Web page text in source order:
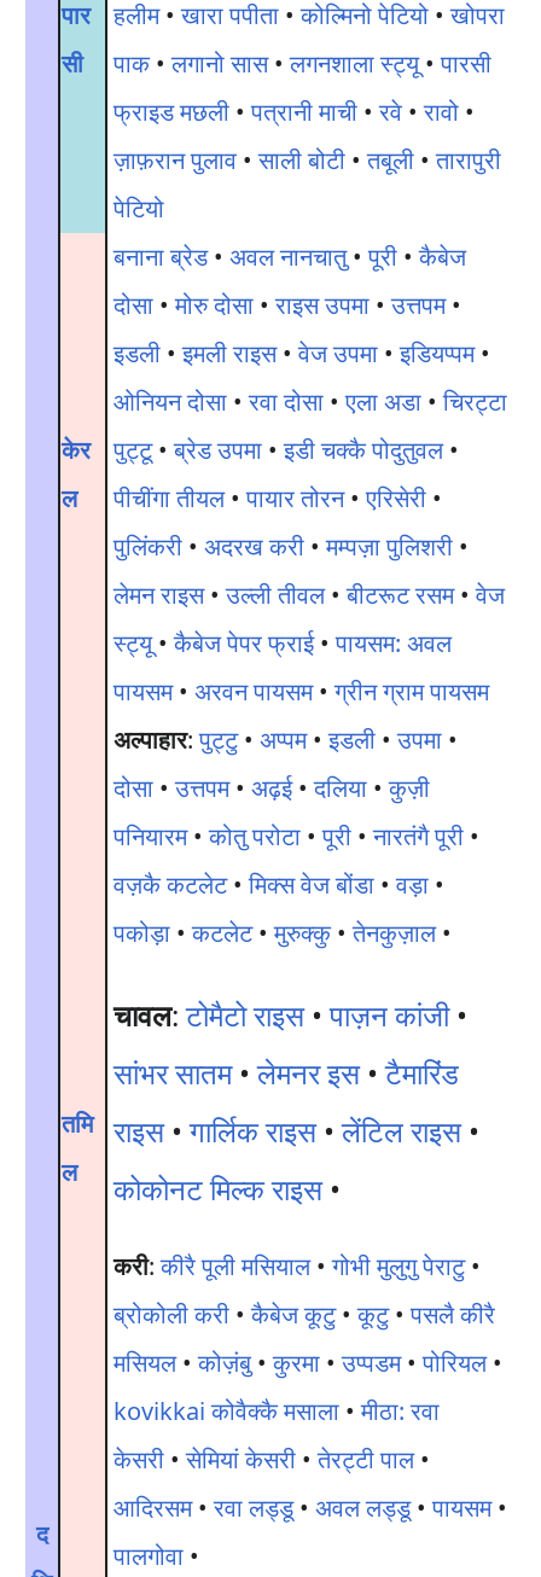
पार
सी
हलीम•खारा पपीता •कोल्मिनो पेटियो •खोपरा
पाक•लगानो सास•लगनशाला स्ट्यू•पारसी
फ्राइड मछली •पत्रानी माची •रवे •रावो •
ज़ाफ़रान पुलाव •साली बोटी •तबूली •तारापुरी
पेटियो
द
केर
ल
बनाना ब्रेड• अवल नानचातु•पूरी •कैबेज
दोसा •मोरु दोसा •राइस उपमा •उत्तपम•
इडली •इमली राइस•वेज उपमा •इडियप्पम•
ओनियन दोसा •रवा दोसा •एला अडा •चिरट्टा
पुट्टू•ब्रेड उपमा •इडी चक्कै पोदुतुवल•
पीचींगा तीयल•पायार तोरन•एरिसेरी •
पुलिंकरी • अदरख करी •मम्पज़ा पुलिशरी •
लेमन राइस•उल्ली तीवल•बीटरूट रसम•वेज
स्ट्यू•कैबेज पेपर फ्राई•पायसम: अवल
पायसम• अरवन पायसम•ग्रीन ग्राम पायसम
तमि
ल
अल्पाहार:पुट्टु• अप्पम•इडली •उपमा •
दोसा •उत्तपम• अढ़ई•दलिया •कुज़ी
पनियारम•कोतु परोटा •पूरी •नारतंगै पूरी •
वज़कै कटलेट•मिक्स वेज बोंडा •वड़ा •
पकोड़ा •कटलेट•मुरुक्कु•तेनकुज़ाल•
चावल:टोमैटो राइस•पाज़न कांजी•
सांभर सातम•लेमनर इस•टैमारिंड
राइस•गार्लिक राइस•लेंटिल राइस•
कोकोनट मिल्क राइस•
करी:कीरै पूली मसियाल•गोभी मुलुगु पेराटु•
ब्रोकोली करी •कैबेज कूटु•कूटु•पसलै कीरै
मसियल•कोज़ंबु•कुरमा •उप्पडम•पोरियल•
kovikkai कोवैक्कै मसाला •मीठा: रवा
केसरी •सेमियां केसरी •तेरट्टी पाल•
आदिरसम•रवा लड्डू• अवल लड्डू•पायसम•
पालगोवा •